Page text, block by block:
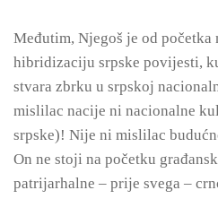
Međutim, Njegoš je od početka
hibridizaciju srpske povijesti,
stvara zbrku u srpskoj
mislilac nacije ni nacionalne
srpske)! Nije ni mislilac
On ne stoji na početku
patrijarhalne – prije svega –